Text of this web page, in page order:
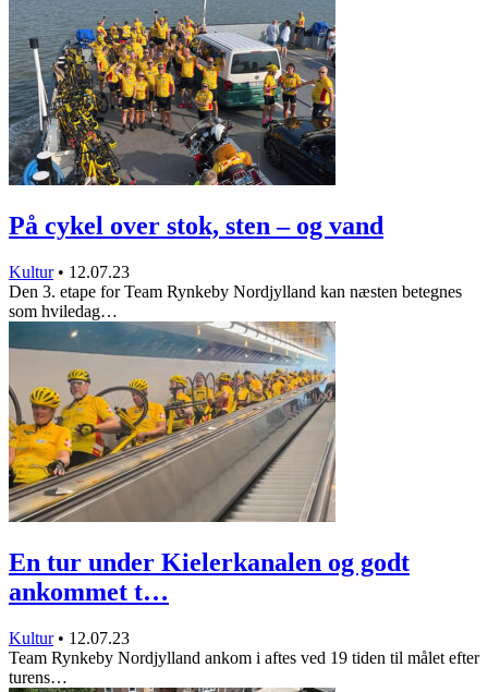
På cykel over stok, sten – og vand
Kultur • 12.07.23
Den 3. etape for Team Rynkeby Nordjylland kan næsten betegnes
som hviledag…
En tur under Kielerkanalen og godt
ankommet t…
Kultur • 12.07.23
Team Rynkeby Nordjylland ankom i aftes ved 19 tiden til målet efter
turens…